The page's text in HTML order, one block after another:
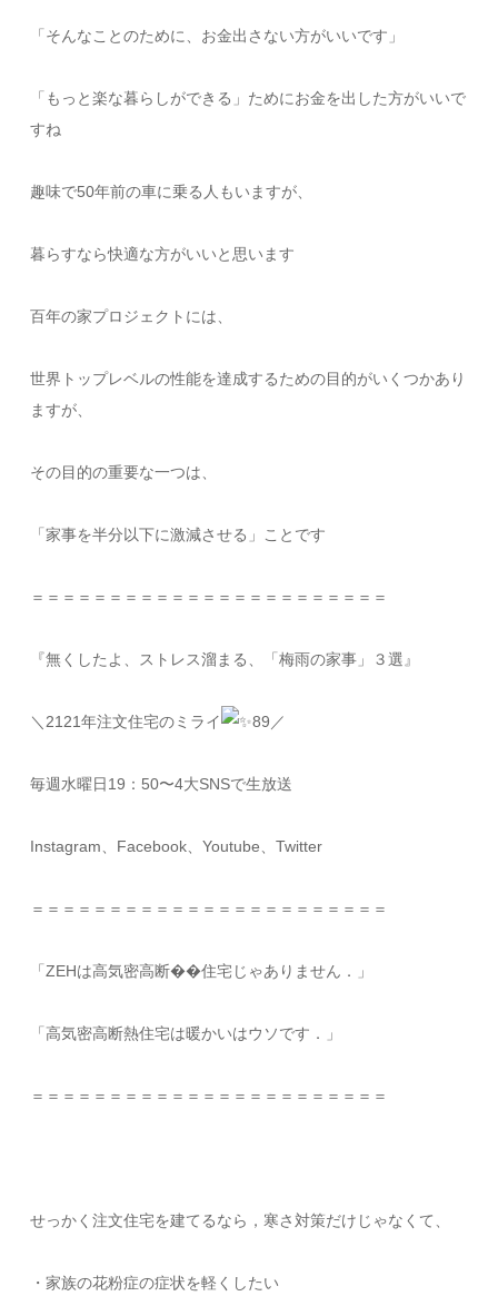
「そんなことのために、お金出さない方がいいです」
「もっと楽な暮らしができる」ためにお金を出した方がいいで
すね
趣味で50年前の車に乗る人もいますが、
暮らすなら快適な方がいいと思います
百年の家プロジェクトには、
世界トップレベルの性能を達成するための目的がいくつかあり
ますが、
その目的の重要な一つは、
「家事を半分以下に激減させる」ことです
＝＝＝＝＝＝＝＝＝＝＝＝＝＝＝＝＝＝＝＝＝＝＝
『無くしたよ、ストレス溜まる、「梅雨の家事」３選』
＼2121年注文住宅のミライ 89／
毎週水曜日19：50〜4大SNSで生放送
Instagram、Facebook、Youtube、Twitter
＝＝＝＝＝＝＝＝＝＝＝＝＝＝＝＝＝＝＝＝＝＝＝
「ZEHは高気密高断��住宅じゃありません．」
「高気密高断熱住宅は暖かいはウソです．」
＝＝＝＝＝＝＝＝＝＝＝＝＝＝＝＝＝＝＝＝＝＝＝
せっかく注文住宅を建てるなら，寒さ対策だけじゃなくて、
・家族の花粉症の症状を軽くしたい